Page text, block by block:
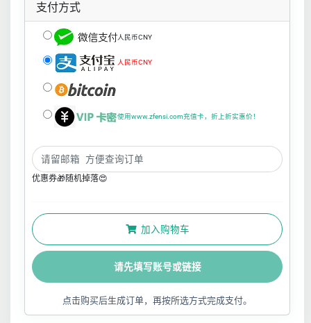
支付方式
人民币CNY
人民币CNY
使用www.zfensi.com充值卡，折上折实惠价！
优惠券🎁随机掉落😍
加入购物车
请先填写账号或链接
点击购买后生成订单，再按所选方式完成支付。